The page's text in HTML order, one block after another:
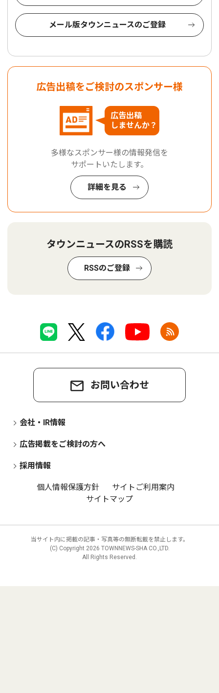
メール版タウンニュースのご登録
広告出稿をご検討のスポンサー様
広告出稿
しませんか？
多様なスポンサー様の情報発信を
サポートいたします。
詳細を見る
タウンニュースのRSSを購読
RSSのご登録
お問い合わせ
会社・IR情報
広告掲載をご検討の方へ
採用情報
個人情報保護方針
サイトご利用案内
サイトマップ
当サイト内に掲載の記事・写真等の無断転載を禁止します。
(C) Copyright 2026 TOWNNEWS-SHA CO.,LTD.
All Rights Reserved.